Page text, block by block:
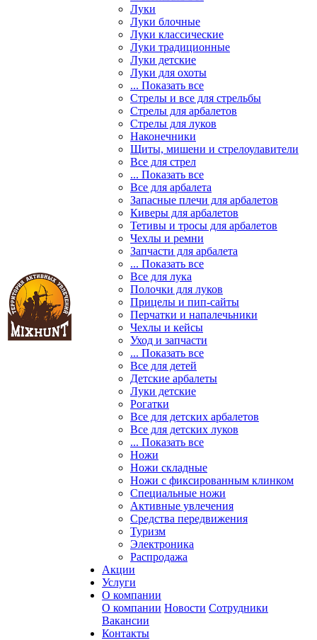
Луки
Луки блочные
Луки классические
Луки традиционные
Луки детские
Луки для охоты
... Показать все
Стрелы и все для стрельбы
Стрелы для арбалетов
Стрелы для луков
Наконечники
Щиты, мишени и стрелоулавители
Все для стрел
... Показать все
Все для арбалета
Запасные плечи для арбалетов
Киверы для арбалетов
Тетивы и тросы для арбалетов
Чехлы и ремни
Запчасти для арбалета
... Показать все
Все для лука
Полочки для луков
Прицелы и пип-сайты
Перчатки и напалечьники
Чехлы и кейсы
Уход и запчасти
... Показать все
Все для детей
Детские арбалеты
Луки детские
Рогатки
Все для детских арбалетов
Все для детских луков
... Показать все
Ножи
Ножи складные
Ножи с фиксированным клинком
Специальные ножи
Активные увлечения
Средства передвижения
Туризм
Электроника
Распродажа
Акции
Услуги
О компании
О компании Новости Сотрудники
Вакансии
Контакты